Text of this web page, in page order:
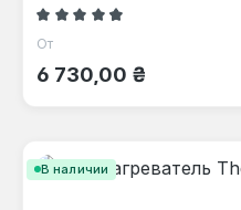
Средний рейтинг 4.43 из 5 звезд
Обычная цена:
От
6 730,00 ₴
В наличии